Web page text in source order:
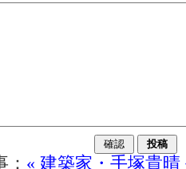
« 建築家・手塚貴